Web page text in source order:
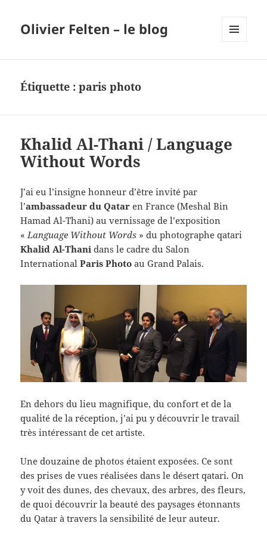
Olivier Felten – le blog
Étiquette :paris photo
Khalid Al-Thani / Language
Without Words
J’ai eu l’insigne honneur d’être invité par
l’ambassadeur du Qatar en France (Meshal Bin
Hamad Al-Thani) au vernissage de l’exposition
«Language Without Words » du photographe qatari
Khalid Al-Thani dans le cadre du Salon
InternationalParis Photo au Grand Palais.
En dehors du lieu magnifique, du confort et de la
qualité de la réception, j’ai pu y découvrir le travail
très intéressant de cet artiste.
Une douzaine de photos étaient exposées. Ce sont
des prises de vues réalisées dans le désert qatari. On
y voit des dunes, des chevaux, des arbres, des fleurs,
de quoi découvrir la beauté des paysages étonnants
du Qatar à travers la sensibilité de leur auteur.